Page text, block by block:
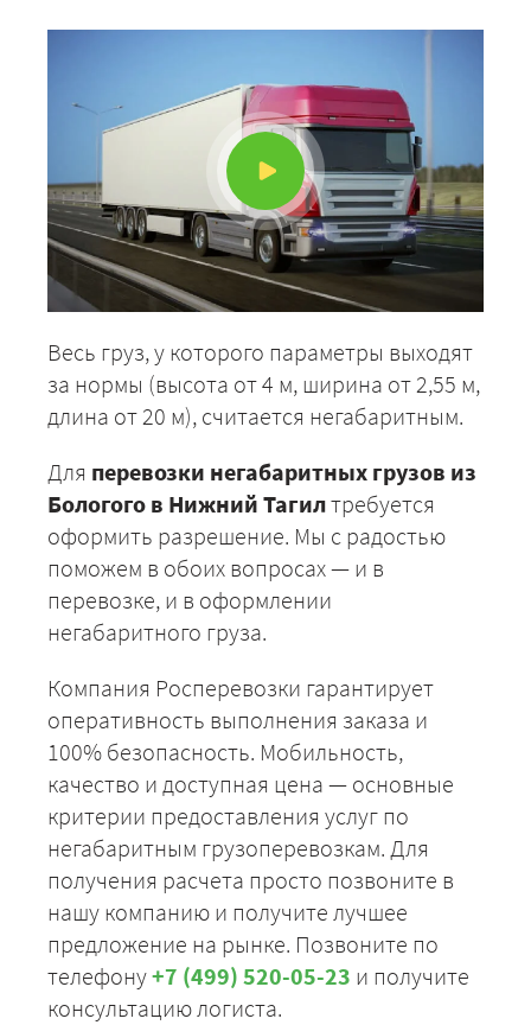
Весь груз, у которого параметры выходят
за нормы (высота от 4 м, ширина от 2,55 м,
длина от 20 м), считается негабаритным.
Для перевозки негабаритных грузов из
Бологого в Нижний Тагилтребуется
оформить разрешение. Мы с радостью
поможем в обоих вопросах — и в
перевозке, и в оформлении
негабаритного груза.
Компания Росперевозки гарантирует
оперативность выполнения заказа и
100% безопасность. Мобильность,
качество и доступная цена — основные
критерии предоставления услуг по
негабаритным грузоперевозкам. Для
получения расчета просто позвоните в
нашу компанию и получите лучшее
предложение на рынке. Позвоните по
телефону+7 (499) 520-05-23 и получите
консультацию логиста.